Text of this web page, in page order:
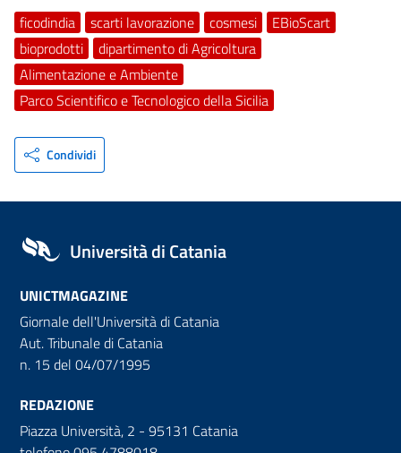
ficodindia scarti lavorazione cosmesi
EBioScart
bioprodotti
dipartimento di Agricoltura
Alimentazione e Ambiente
Parco Scientifico e Tecnologico della Sicilia
Condividi
Università di Catania
UNICTMAGAZINE
Giornale dell'Università di Catania
Aut. Tribunale di Catania
n. 15 del 04/07/1995
REDAZIONE
Piazza Università, 2 - 95131 Catania